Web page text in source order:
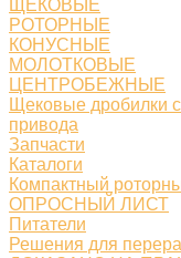
ЩЕКОВЫЕ
РОТОРНЫЕ
КОНУСНЫЕ
МОЛОТКОВЫЕ
ЦЕНТРОБЕЖНЫЕ
Щековые дробилки
привода
Запчасти
Каталоги
Компактный
ОПРОСНЫЙ ЛИСТ
Питатели
Решения для